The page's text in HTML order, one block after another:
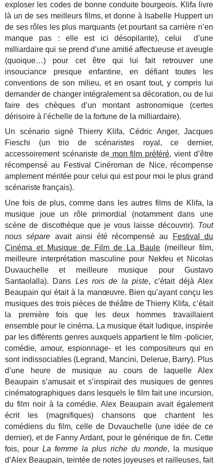
exploser les codes de bonne conduite bourgeois. Klifa livre
là un de ses meilleurs films, et donne à Isabelle Huppert un
de ses rôles les plus marquants (et pourtant sa carrière n’en
manque pas : elle est ici désopilante), celui d’une
milliardaire qui se prend d’une amitié affectueuse et aveugle
(quoique…) pour cet être qui lui fait retrouver une
insouciance presque enfantine, en défiant toutes les
conventions de son milieu, et en osant tout, y compris lui
demander de changer intégralement sa décoration, ou de lui
faire des chèques d’un montant astronomique (certes
dérisoire à l’échelle de la fortune de la milliardaire).
Un scénario signé Thierry Klifa, Cédric Anger, Jacques
Fieschi (un trio de scénaristes royal, ce dernier,
accessoirement scénariste demon film préféré, vient d’être
récompensé au Festival Cinéroman de Nice, récompense
amplement méritée pour celui qui est pour moi le plus grand
scénariste français).
Une fois de plus, comme dans les autres films de Klifa, la
musique joue un rôle primordial (notamment dans une
scène de discothèque que je vous laisse découvrir). Tout
nous sépare avait ainsi été récompensé au
Festival du
Cinéma et Musique de Film de La Baule (meilleur film,
meilleure interprétation masculine pour Nekfeu et Nicolas
Duvauchelle et meilleure musique pour Gustavo
Santaolalla). Dans Les rois de la piste, c’était déjà Alex
Beaupain qui était à la manœuvre. Bien qu’ayant conçu les
musiques des trois pièces de théâtre de Thierry Klifa, c’était
la première fois que les deux hommes travaillaient
ensemble pour le cinéma. La musique était ludique, inspirée
par les différents genres auxquels appartient le film -policier,
comédie, amour, espionnage- et les compositeurs qui en
sont indissociables (Legrand, Mancini, Delerue, Barry). Plus
d’une heure de musique au cours de laquelle Alex
Beaupain s’amusait et s’inspirait des musiques de genres
cinématographiques dans lesquels le film fait une incursion,
du film noir à la comédie. Alex Beaupain avait également
écrit les (magnifiques) chansons que chantent les
comédiens du film, celle de Duvauchelle (une idée de ce
dernier), et de Fanny Ardant, pour le générique de fin. Cette
fois, pour La femme la plus riche du monde, la musique
d’Alex Beaupain, teintée de notes joyeuses et railleuses, fait